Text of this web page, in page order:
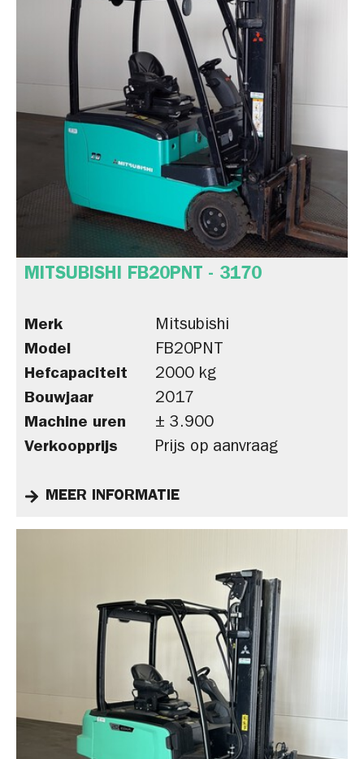
MITSUBISHI FB20PNT - 3170
Merk
Mitsubishi
Model
FB20PNT
Hefcapaciteit
2000 kg
Bouwjaar
2017
Machine uren
± 3.900
Verkoopprijs
Prijs op aanvraag
MEER INFORMATIE